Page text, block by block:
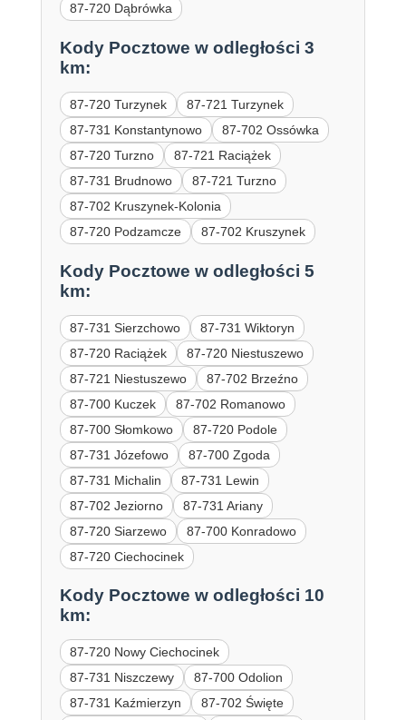
87-720 Dąbrówka
Kody Pocztowe w odległości 3
km:
87-720 Turzynek
87-721 Turzynek
87-731 Konstantynowo
87-702 Ossówka
87-720 Turzno
87-721 Raciążek
87-731 Brudnowo
87-721 Turzno
87-702 Kruszynek-Kolonia
87-720 Podzamcze
87-702 Kruszynek
Kody Pocztowe w odległości 5
km:
87-731 Sierzchowo
87-731 Wiktoryn
87-720 Raciążek
87-720 Niestuszewo
87-721 Niestuszewo
87-702 Brzeźno
87-700 Kuczek
87-702 Romanowo
87-700 Słomkowo
87-720 Podole
87-731 Józefowo
87-700 Zgoda
87-731 Michalin
87-731 Lewin
87-702 Jeziorno
87-731 Ariany
87-720 Siarzewo
87-700 Konradowo
87-720 Ciechocinek
Kody Pocztowe w odległości 10
km:
87-720 Nowy Ciechocinek
87-731 Niszczewy
87-700 Odolion
87-731 Kaźmierzyn
87-702 Święte